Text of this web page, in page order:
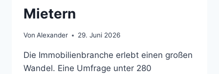
Mietern
Von Alexander 29. Juni 2026
Die Immobilienbranche erlebt einen großen
Wandel. Eine Umfrage unter 280